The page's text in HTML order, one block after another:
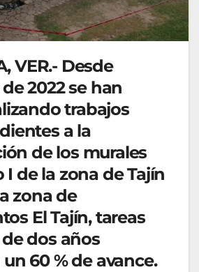
VER.- Desde
2022 se han
trabajos
a la
de los murales
I de la zona de Tajín
zona de
El Tajín, tareas
dos años
60 % de avance.